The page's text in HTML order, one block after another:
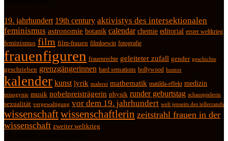
19. jahrhundert 19th century aktivistys des intersektionalen
feminismus astronomie botanik calendar chemie editorial erster weltkrieg
feminismus film film-frauen filmloewin fotografie
frauenfiguren frauenrechte geleiteter zufall gender geschichte
geschrieben grenzgängerinnen hard sensations hollywood humor
kalender kunst lyrik malerei mathematik matilda-effekt medizin
misogynie musik nobelpreisträgerin physik runder geburtstag schauspielerin
sexualität vergewaltigung vor dem 19. jahrhundert welt jenseits des tellerrands
wissenschaftwissenschaftlerin zeitstrahl frauen in der
wissenschaft zweiter weltkrieg